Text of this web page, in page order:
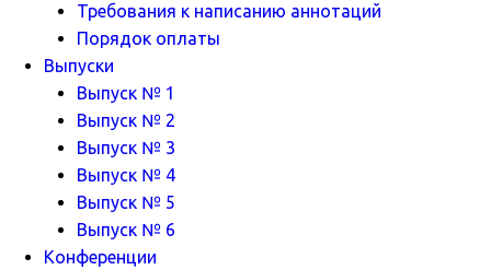
Требования к написанию аннотаций
Порядок оплаты
Выпуски
Выпуск № 1
Выпуск № 2
Выпуск № 3
Выпуск № 4
Выпуск № 5
Выпуск № 6
Конференции